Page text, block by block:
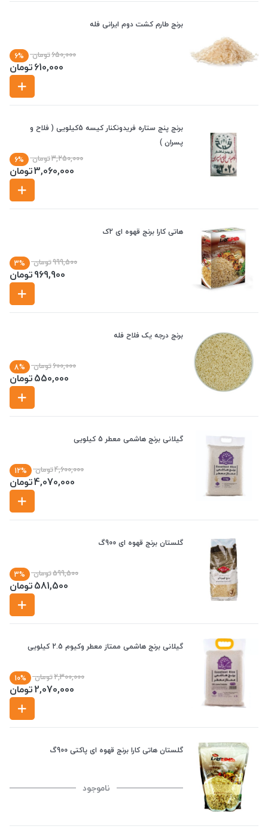
برنج طارم کشت دوم ایرانی فله
650,000تومان 6%
610,000تومان
برنج پنج ستاره فریدونکنار کیسه 5کیلویی ( فلاح و
پسران )
3,250,000تومان 6%
3,060,000تومان
هاتی کارا برنج قهوه ای 2ک
999,500تومان 3%
969,900تومان
برنج درجه یک فلاح فله
600,000تومان 8%
550,000تومان
گیلانی برنج هاشمی معطر 5 کیلویی
4,600,000تومان 12%
4,070,000تومان
گلستان برنج قهوه ای 900گ
599,500تومان 3%
581,500تومان
گیلانی برنج هاشمی ممتاز معطر وکیوم 2.5 کیلویی
2,300,000تومان 10%
2,070,000تومان
گلستان هاتی کارا برنج قهوه ای پاکتی 900گ
ناموجود